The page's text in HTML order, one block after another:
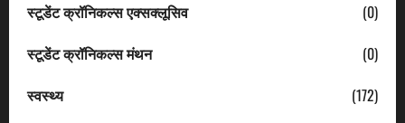
स्टूडेंट क्रॉनिकल्स एक्सक्लूसिव
(0)
स्टूडेंट क्रॉनिकल्स मंथन
(0)
स्वस्थ्य
(172)